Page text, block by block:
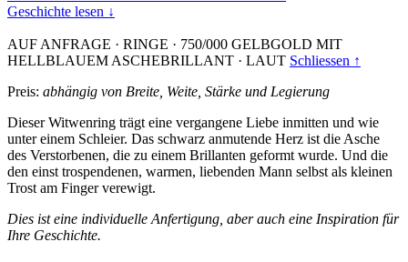
Geschichte lesen ↓
AUF ANFRAGE · RINGE · 750/000 GELBGOLD MIT
HELLBLAUEM ASCHEBRILLANT · LAUT Schliessen ↑
Preis: abhängig von Breite, Weite, Stärke und Legierung
Dieser Witwenring trägt eine vergangene Liebe inmitten und wie
unter einem Schleier. Das schwarz anmutende Herz ist die Asche
des Verstorbenen, die zu einem Brillanten geformt wurde. Und die
den einst trospendenen, warmen, liebenden Mann selbst als kleinen
Trost am Finger verewigt.
Dies ist eine individuelle Anfertigung, aber auch eine Inspiration für
Ihre Geschichte.